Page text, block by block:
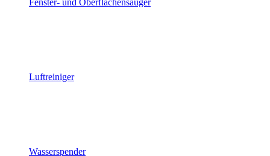
Fenster- und Oberflächensauger
Luftreiniger
Wasserspender